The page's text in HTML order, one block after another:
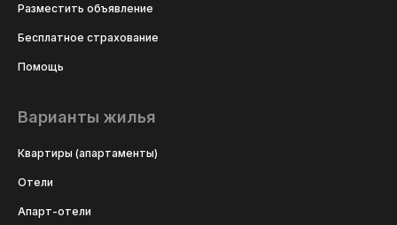
Разместить объявление
Бесплатное страхование
Помощь
Варианты жилья
Квартиры (апартаменты)
Отели
Апарт-отели